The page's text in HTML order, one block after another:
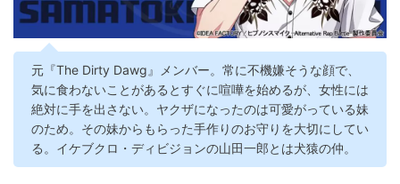
元『The Dirty Dawg』メンバー。常に不機嫌そうな顔で、
気に食わないことがあるとすぐに喧嘩を始めるが、女性には
絶対に手を出さない。ヤクザになったのは可愛がっている妹
のため。その妹からもらった手作りのお守りを大切にしてい
る。イケブクロ・ディビジョンの山田一郎とは犬猿の仲。